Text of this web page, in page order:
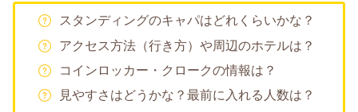
スタンディングのキャパはどれくらいかな？
アクセス方法（行き方）や周辺のホテルは？
コインロッカー・クロークの情報は？
見やすさはどうかな？最前に入れる人数は？